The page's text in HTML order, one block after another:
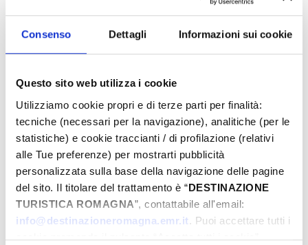
Consenso Dettagli Informazioni sui cookie
Questo sito web utilizza i cookie
Utilizziamo cookie propri e di terze parti per finalità:
tecniche (necessari per la navigazione), analitiche (per le
statistiche) e cookie traccianti / di profilazione (relativi
alle Tue preferenze) per mostrarti pubblicità
personalizzata sulla base della navigazione delle pagine
del sito. Il titolare del trattamento è “DESTINAZIONE
TURISTICA ROMAGNA”, contattabile all'email:
info@destinazioneromagna.emr.it. Puoi accettare tutti i
cookie premendo il pulsante “Accetta tutti i cookie”,
Dal
A
Comune